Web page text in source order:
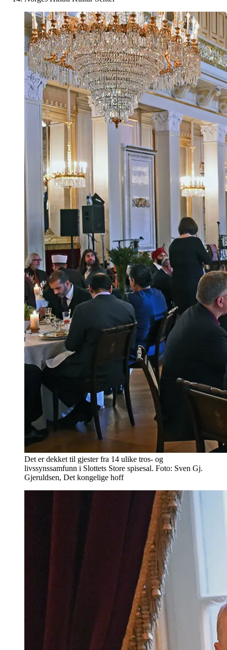
Det er dekket til gjester fra 14 ulike tros- og
livssynssamfunn i Slottets Store spisesal. Foto: Sven Gj.
Gjeruldsen, Det kongelige hoff